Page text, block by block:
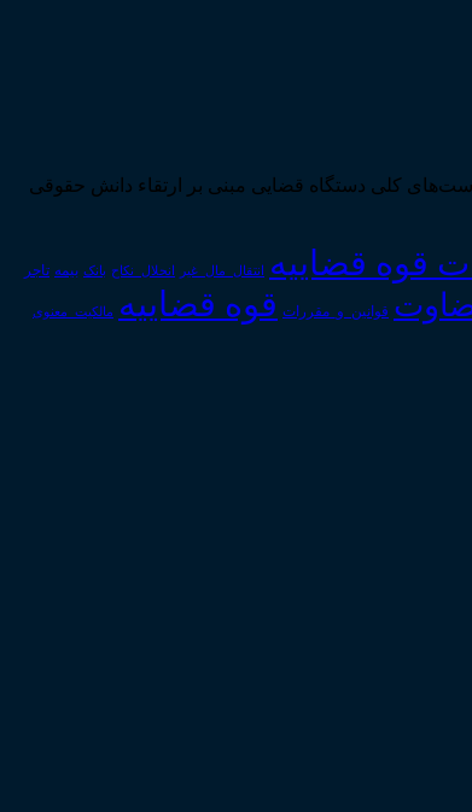
چشم‌انداز بیست ساله کشور و سیاست‌های کلی دستگاه قضایی مبنی بر ارتقاء دانش حقوقی
قوه قضاییه انتقال_مال_غیر انحلال_نکاح بانک بیمه تاجر
قوانین_و_مقررات قوه قضاییه مالکیت_معنوی